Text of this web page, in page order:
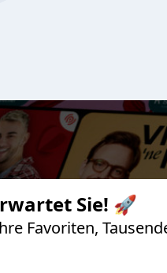
Sie! 🚀
Favoriten,